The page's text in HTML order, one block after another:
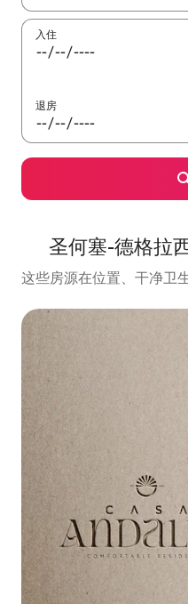
入住
退房
圣何塞-德格拉
这些房源在位置、干净卫